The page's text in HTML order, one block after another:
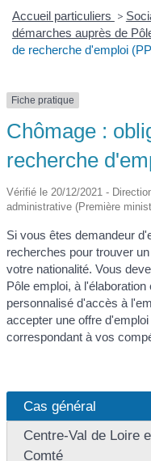
Accueil particuliers >
démarches auprès de
de recherche d'emploi
Fiche pratique
Chômage :
recherche
Vérifié le 20/12/2021 -
administrative (Première
Si vous êtes demandeur
recherches pour trouver
votre nationalité. Vous
Pôle emploi, à
personnalisé d'accès à
accepter une offre d'emploi
correspondant à vos
Cas général
Centre-Val de Loire
Comté